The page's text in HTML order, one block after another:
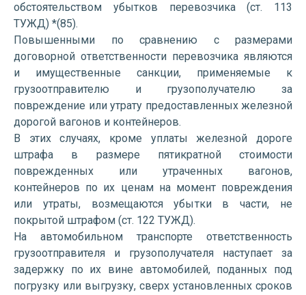
обстоятельством убытков перевозчика (ст. 113
ТУЖД) *(85).
Повышенными по сравнению с размерами
договорной ответственности перевозчика являются
и имущественные санкции, применяемые к
грузоотправителю и грузополучателю за
повреждение или утрату предоставленных железной
дорогой вагонов и контейнеров.
В этих случаях, кроме уплаты железной дороге
штрафа в размере пятикратной стоимости
поврежденных или утраченных вагонов,
контейнеров по их ценам на момент повреждения
или утраты, возмещаются убытки в части, не
покрытой штрафом (ст. 122 ТУЖД).
На автомобильном транспорте ответственность
грузоотправителя и грузополучателя наступает за
задержку по их вине автомобилей, поданных под
погрузку или выгрузку, сверх установленных сроков